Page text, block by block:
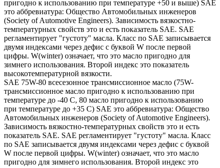
пригодно к использованию при температуре +50 и выше) SAE
это аббревиатура: Общество Автомобильных инженеров
(Society of Automotive Engineers). Зависимость вязкостно-
температурных свойств это и есть показатель SAE. SAE
регламентирует "густоту" масла. Класс по SAE записывается
двумя индексами через дефис с буквой W после первой
цифры. W(winter) означает, что это масло пригодно для
зимнего использования. Второй индекс это показатель
высокотемпературной вязкости.
SAE 75W-80 всесезонное трансмиссионное масло (75W-
трансмиссионное масло пригодно к использованию при
температуре до -40 С, 80 масло пригодно к использованию
при температуре до +35 С) SAE это аббревиатура: Общество
Автомобильных инженеров (Society of Automotive Engineers).
Зависимость вязкостно-температурных свойств это и есть
показатель SAE. SAE регламентирует "густоту" масла. Класс
по SAE записывается двумя индексами через дефис с буквой
W после первой цифры. W(winter) означает, что это масло
пригодно для зимнего использования. Второй индекс это